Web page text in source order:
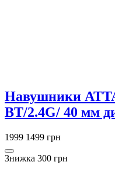
Навушники
BT/2.4G/ 40 мм
1999 1499 грн
Знижка 300 грн